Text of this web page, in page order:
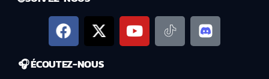
🎧 ÉCOUTEZ-NOUS